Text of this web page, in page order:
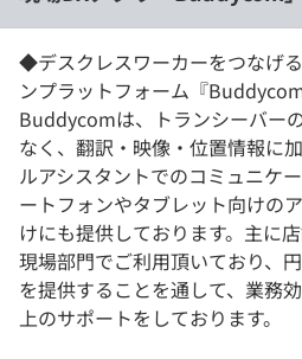
学校向けプラン
契約内容・クーポン
◆デスクレスワーカーをつなげ
ンプラットフォーム『
Buddycomは、トランシーバー
なく、翻訳・映像・位置情報に
ルアシスタントでのコミュニケ
ートフォンやタブレット向けの
けにも提供しております。主に
現場部門でご利用頂いており、
を提供することを通して、業務
上のサポートをしております。